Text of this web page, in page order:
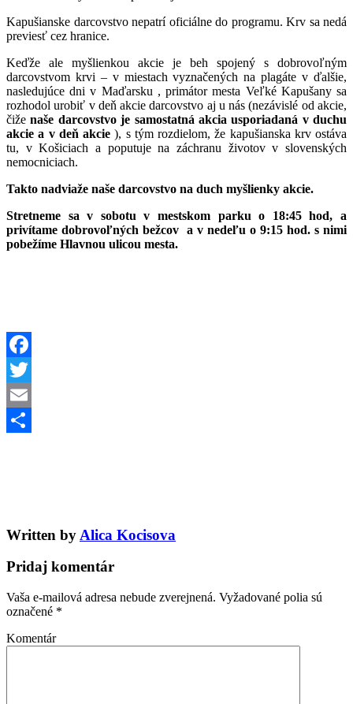
Kapušianske darcovstvo nepatrí oficiálne do programu. Krv sa nedá
previesť cez hranice.
Keďže ale myšlienkou akcie je beh spojený s dobrovoľným
darcovstvom krvi – v miestach vyznačených na plagáte v ďalšie,
nasledujúce dni v Maďarsku , primátor mesta Veľké Kapušany sa
rozhodol urobiť v deň akcie darcovstvo aj u nás (nezávislé od akcie,
čiženaše darcovstvo je samostatná akcia usporiadaná v duchu
akcie a v deň akcie ), s tým rozdielom, že kapušianska krv ostáva
tu, v Košiciach a poputuje na záchranu životov v slovenských
nemocniciach.
Takto nadviaže naše darcovstvo na duch myšlienky akcie.
Stretneme sa v sobotu v mestskom parku o 18:45 hod, a
privítame dobrovoľných bežcov a v nedeľu o 9:15 hod. s nimi
pobežíme Hlavnou ulicou mesta.
Facebook
Twitter
Email
Written by Alica Kocisova
Pridaj komentár
Vaša e-mailová adresa nebude zverejnená. Vyžadované polia sú
označené *
Komentár